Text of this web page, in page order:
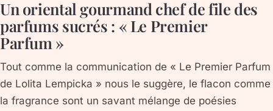
Un oriental gourmand chef de file des
parfums sucrés : « Le Premier
Parfum »
Tout comme la communication de « Le Premier Parfum
de Lolita Lempicka » nous le suggère, le flacon comme
la fragrance sont un savant mélange de poésies